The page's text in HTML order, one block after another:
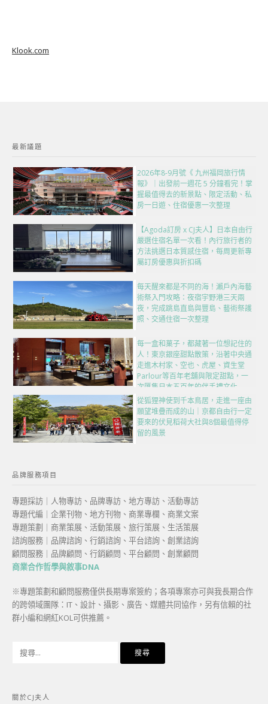
Klook.com
最新議題
2026年8-9月號《 九州福岡旅行情
報》｜出發前一週花 5 分鐘看完！掌
握最值得去的新景點、限定活動、私
房一日遊、住宿優惠一次整理
【Agoda訂房 x CJ夫人】日本自由行
嚴選住宿名單一次看！內行旅行者的
方法挑選日本質感住宿，每周更新專
屬訂房優惠與折扣碼
每天醒來都是不同的海！瀨戶內海藝
術祭入門攻略：夜宿宇野港三天兩
夜，完成跳島直島與豐島、藝術祭護
照、交通住宿一次整理
每一盒和菓子，都藏著一位想記住的
人！東京銀座甜點散策，沿著中央通
走進木村家、空也、虎屋、資生堂
Parlour等百年老舖與限定甜點，一
次匯集日本五百年的伴手禮文化
從狐狸神使到千本鳥居，走進一座由
願望堆疊而成的山｜京都自由行一定
要來的伏見稻荷大社與8個最值得停
留的風景
品牌服務項目
專題採訪｜人物專訪、品牌專訪、地方專訪、活動專訪
專題代編｜企業刊物、地方刊物、商業專欄、商業文案
專題策劃｜商業策展、活動策展、旅行策展、生活策展
諮詢服務｜品牌諮詢、行銷諮詢、平台諮詢、創業諮詢
顧問服務｜品牌顧問、行銷顧問、平台顧問、創業顧問
商業合作哲學與敘事DNA
※專題策劃和顧問服務僅供長期專案簽約；各項專案亦可與我長期合作
的跨領域團隊：IT、設計、攝影、廣告、媒體共同協作，另有信賴的社
群小編和網紅KOL可供推薦。
字:
關於CJ夫人